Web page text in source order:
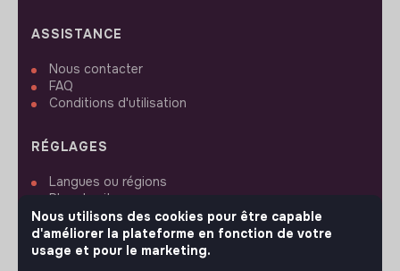
ASSISTANCE
Nous contacter
FAQ
Conditions d'utilisation
RÉGLAGES
Langues ou régions
Plan du site
Paramètres des cookies
Nous utilisons des cookies pour être capable
d'améliorer la plateforme en fonction de votre
usage et pour le marketing.